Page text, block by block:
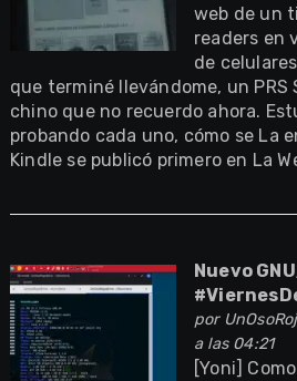
web de un
readers en
de
que terminé llevándome, un PRS
chino que no recuerdo ahora.
probando cada uno, cómo se La
Kindle se publicó primero en La
Nuevo
por
a las 04:21
[Yoni]